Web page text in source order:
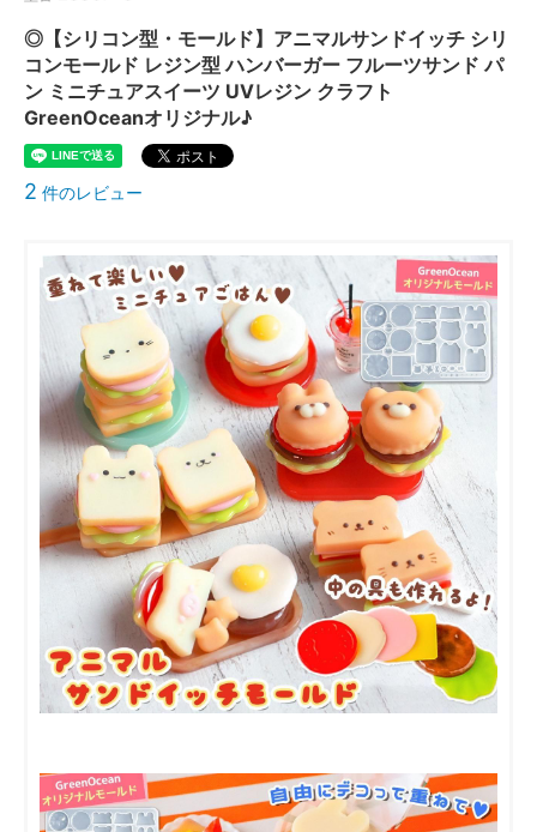
◎【シリコン型・モールド】アニマルサンドイッチ シリ
コンモールド レジン型 ハンバーガー フルーツサンド パ
ン ミニチュアスイーツ UVレジン クラフト
GreenOceanオリジナル♪
2 件のレビュー